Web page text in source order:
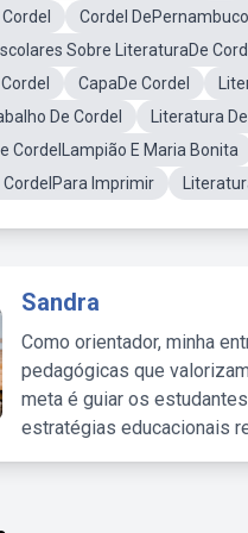
Cordel DePernambuco
Sobre LiteraturaDe
CapaDe Cordel
De Cordel
Literatura
CordelLampião E Maria Bonita
CordelPara Imprimir
Sandra
Como orientador, minha
pedagógicas que
meta é guiar os
estratégias educacionais